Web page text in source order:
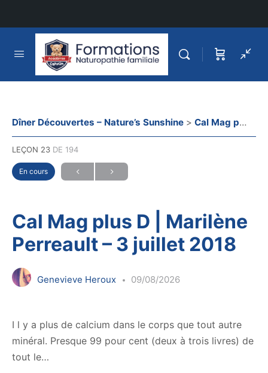
Dîner Découvertes – Nature’s Sunshine Cal Mag plus D | Marilène Perreault – 3 juillet 2018
LEÇON 23 DE 194
En cours
Cal Mag plus D | Marilène
Perreault – 3 juillet 2018
Genevieve Heroux 09/08/2026
I l y a plus de calcium dans le corps que tout autre
minéral. Presque 99 pour cent (deux à trois livres) de
tout le…